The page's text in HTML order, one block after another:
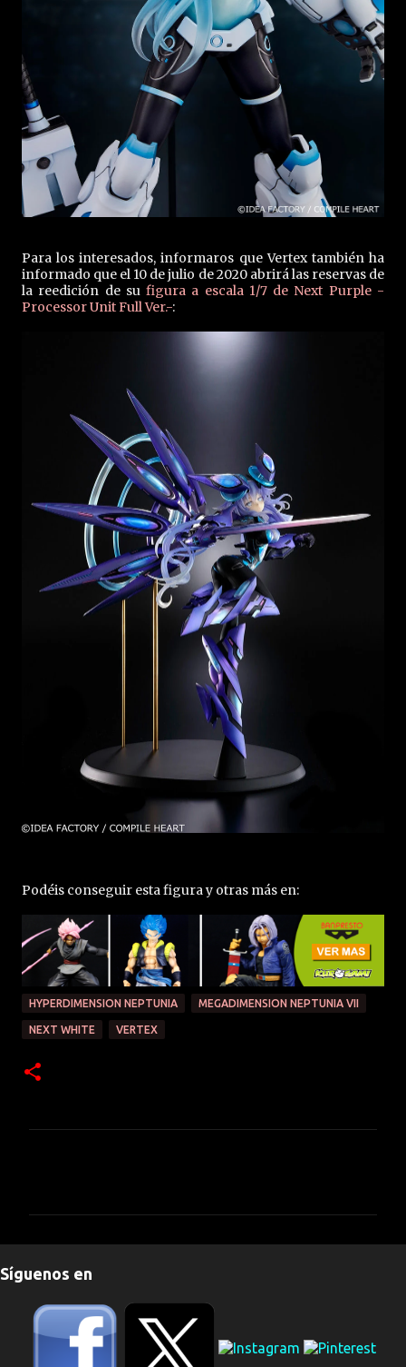
Para los interesados, informaros que Vertex también ha
informado que el 10 de julio de 2020 abrirá las reservas de
la reedición de sufigura a escala 1/7 de Next Purple -
Processor Unit Full Ver.-:
Podéis conseguir esta figura y otras más en:
HYPERDIMENSION NEPTUNIA MEGADIMENSION NEPTUNIA VII
NEXT WHITE VERTEX
t
a
r
Síguenos en